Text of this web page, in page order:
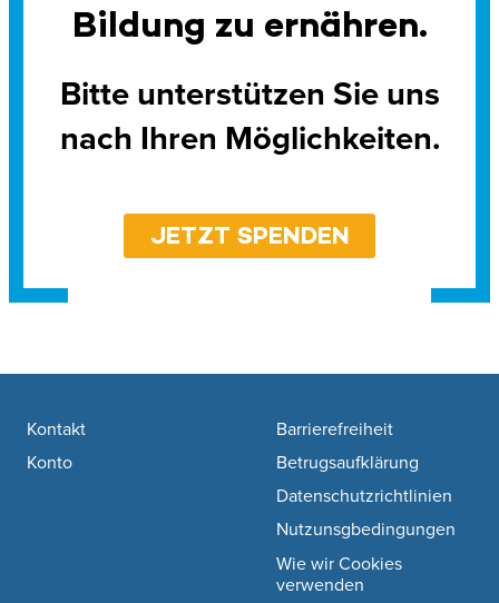
Bildung zu ernähren.
Bitte unterstützen Sie uns
nach Ihren Möglichkeiten.
JETZT SPENDEN
Footer navigation
Kontakt
Konto
Barrierefreiheit
Betrugsaufklärung
Datenschutzrichtlinien
Nutzunsgbedingungen
Wie wir Cookies
verwenden